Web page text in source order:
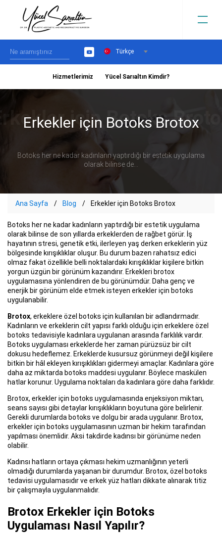
YouTubeTürkçe
Hizmetlerimiz Yücel Sarıaltın Kimdir?
Erkekler için Botoks Brotox
Botoks her ne kadar kadınların yaptırdığı bir estetik uygulama
olarak bilinse de...
Ana Sayfa Blog Erkekler için Botoks Brotox
Botoks her ne kadar kadınların yaptırdığı bir estetik uygulama
olarak bilinse de son yıllarda erkeklerden de rağbet görür. İş
hayatının stresi, genetik etki, ilerleyen yaş derken erkeklerin yüz
bölgesinde kırışıklıklar oluşur. Bu durum bazen rahatsız edici
olmaz fakat özellikle belli noktalardaki kırışıklıklar kişilere bitkin
yorgun üzgün bir görünüm kazandırır. Erkekleri brotox
uygulamasına yönlendiren de bu görünümdür. Daha genç ve
enerjik bir görünüm elde etmek isteyen erkekler için botoks
uygulanabilir.
Brotox, erkeklere özel botoks için kullanılan bir adlandırmadır.
Kadınların ve erkeklerin cilt yapısı farklı olduğu için erkeklere özel
botoks tedavisiyle kadınlara uygulanan arasında farklılık vardır.
Botoks uygulaması erkeklerde her zaman pürüzsüz bir cilt
dokusu hedeflemez. Erkeklerde kusursuz görünmeyi değil kişilere
bitkin bir hâl ekleyen kırışıklıkları gidermeyi amaçlar. Kadınlara göre
daha az miktarda botoks maddesi uygulanır. Böylece maskülen
hatlar korunur. Uygulama noktaları da kadınlara göre daha farklıdır.
Brotox, erkekler için botoks uygulamasında enjeksiyon miktarı,
seans sayısı gibi detaylar kırışıklıkların boyutuna göre belirlenir.
Gerekli durumlarda botoks ve dolgu bir arada uygulanır. Brotox,
erkekler için botoks uygulamasının uzman bir hekim tarafından
yapılması önemlidir. Aksi takdirde kadınsı bir görünüme neden
olabilir.
Kadınsı hatların ortaya çıkması hekim uzmanlığının yeterli
olmadığı durumlarda yaşanan bir durumdur. Brotox, özel botoks
tedavisi uygulamasıdır ve erkek yüz hatları dikkate alınarak titiz
bir çalışmayla uygulanmalıdır.
Brotox Erkekler için Botoks
Uygulaması Nasıl Yapılır?